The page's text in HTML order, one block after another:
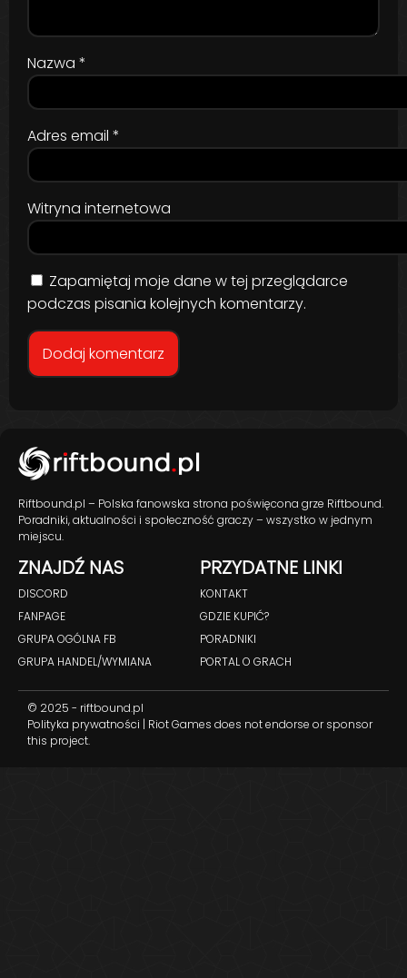
Nazwa *
Adres email *
Witryna internetowa
Zapamiętaj moje dane w tej przeglądarce
podczas pisania kolejnych komentarzy.
Riftbound.pl – Polska fanowska strona poświęcona grze Riftbound.
Poradniki, aktualności i społeczność graczy – wszystko w jednym
miejscu.
ZNAJDŹ NAS
DISCORD
FANPAGE
GRUPA OGÓLNA FB
GRUPA HANDEL/WYMIANA
PRZYDATNE LINKI
KONTAKT
GDZIE KUPIĆ?
PORADNIKI
PORTAL O GRACH
© 2025 - riftbound.pl
Polityka prywatności | Riot Games does not endorse or sponsor
this project.